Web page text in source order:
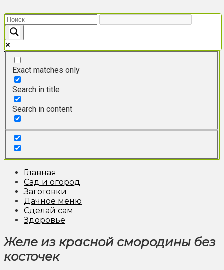
к
контенту
Exact matches only
Search in title
Search in content
Главная
Сад и огород
Заготовки
Дачное меню
Сделай сам
Здоровье
Желе из красной смородины без
косточек